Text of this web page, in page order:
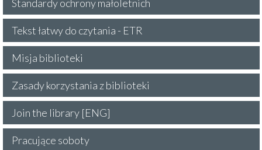
Standardy ochrony małoletnich
Tekst łatwy do czytania - ETR
Misja biblioteki
Zasady korzystania z biblioteki
Join the library [ENG]
Pracujące soboty